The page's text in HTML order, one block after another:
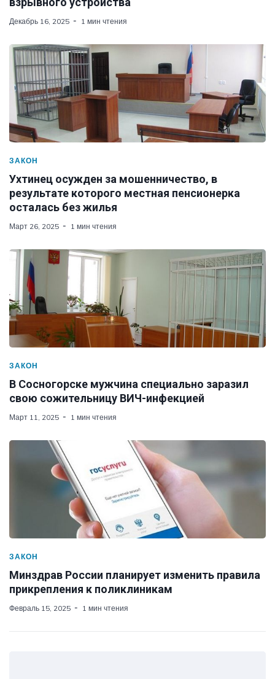
Декабрь 16, 2025 1 мин чтения
ЗАКОН
Ухтинец осужден за мошенничество, в
результате которого местная пенсионерка
осталась без жилья
Март 26, 2025 1 мин чтения
ЗАКОН
В Сосногорске мужчина специально заразил
свою сожительницу ВИЧ-инфекцией
Март 11, 2025 1 мин чтения
ЗАКОН
Минздрав России планирует изменить правила
прикрепления к поликлиникам
Февраль 15, 2025 1 мин чтения